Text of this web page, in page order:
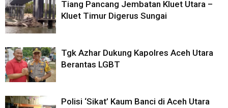
Tiang Pancang Jembatan Kluet Utara –
Kluet Timur Digerus Sungai
Tgk Azhar Dukung Kapolres Aceh Utara
Berantas LGBT
Polisi ‘Sikat’ Kaum Banci di Aceh Utara